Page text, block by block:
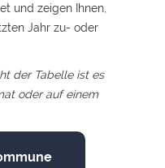
und zeigen Ihnen,
Jahr zu- oder
der Tabelle ist es
oder auf einem